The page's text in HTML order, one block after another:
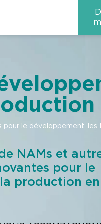
pour le développement, les
NAMs et
pour le
production en